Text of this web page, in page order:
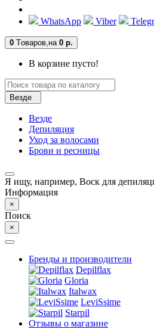
WhatsApp Viber
0 Tоваров, на 0 р.
В корзине пусто!
Везде
Везде
Депиляция
Уход за волосами
Брови и ресницы
Я ищу, например, Воск для
Информация
×
Поиск
×
Бренды и производители
Depilflax
Gloria
Italwax
LeviSsime
Starpil
Отзывы о магазине